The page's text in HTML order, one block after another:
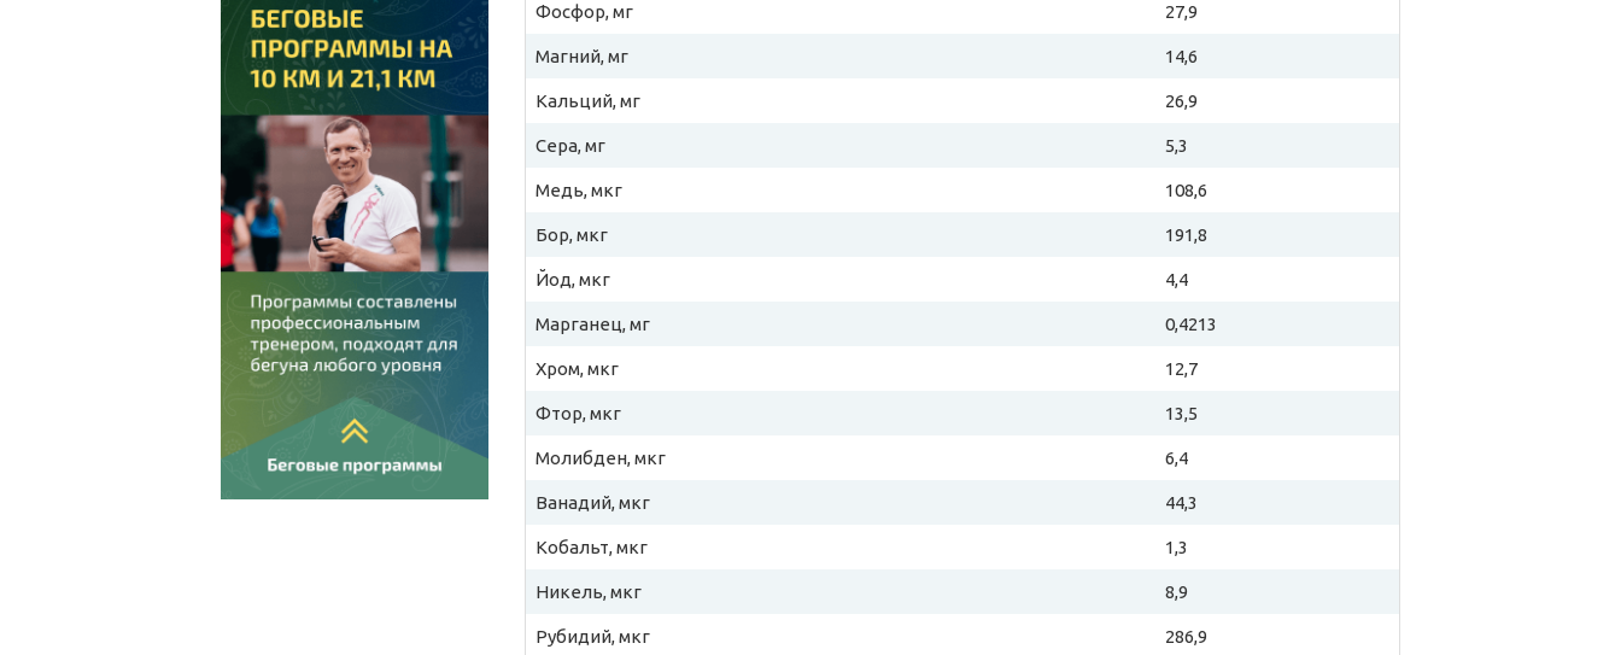
Фосфор, мг 27,9
Магний, мг 14,6
Кальций, мг 26,9
Сера, мг 5,3
Медь, мкг 108,6
Бор, мкг 191,8
Йод, мкг 4,4
Марганец, мг 0,4213
Хром, мкг 12,7
Фтор, мкг 13,5
Молибден, мкг 6,4
Ванадий, мкг 44,3
Кобальт, мкг 1,3
Никель, мкг 8,9
Рубидий, мкг 286,9